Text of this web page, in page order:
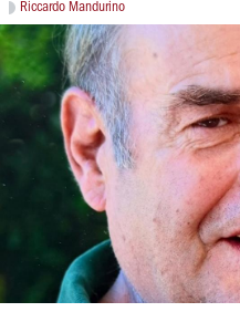
Riccardo Mandurino